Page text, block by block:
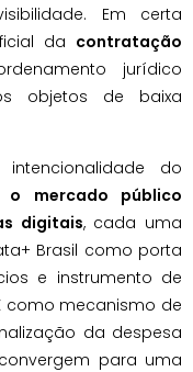
Em certa
da contratação
jurídico
objetos de baixa
do
o mercado público
digitais, cada uma
Brasil como porta
e instrumento de
como mecanismo de
da despesa
para uma